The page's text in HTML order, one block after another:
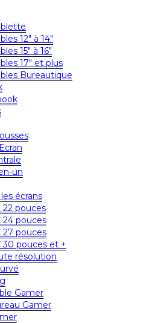
12″ à 14″
15″ à 16″
17″ et plus
Bureautique
un
écrans
22 pouces
24 pouces
27 pouces
30 pouces et +
résolution
Gamer
Gamer